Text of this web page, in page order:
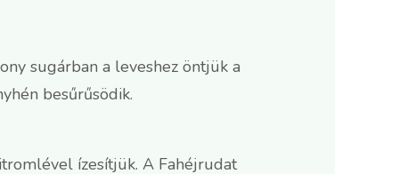
sugárban a leveshez öntjük a
besűrűsödik.
ízesítjük. A Fahéjrudat